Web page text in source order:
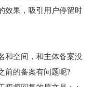
效果，吸引用户停留时
和空间，和主体备案没
前的备案有问题呢?